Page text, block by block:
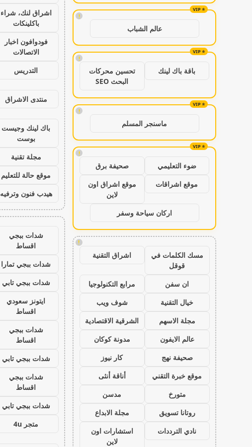
!
عالم الشباب
!
باقة باك لينك
تحسين محركات
البحث SEO
!
ماسنجر المسلم
!
ضوء التعليمي
صحيفة برق
موقع اشراقات
موقع اشراق اون
لاين
اركان سياحة وسفر
!
مسك الكلمات في
قوقل
اشراق التقنية
ان سفن
مرابع التكنولوجيا
خيال التقنية
شوف ويب
مجلة الاسهم
الشرقية الاقتصادية
عالم الايفون
مدونة كوكان
صحيفة نهج
كار نيوز
موقع خبرة التقني
أناقة أنثى
متورخ
مدسن
روتانا تسويق
مجلة الابداع
نادي الترددات
استشارات اون
لاين
اشراق لنك، شراء
باكلينكات
فودوافون اخبار
الاتصالات
التدريس
منتدى الاشراق
باك لينك وجيست
بوست
مجلة تقنية
موقع حالة للتعليم
هيدب فنون وترفيه
شدات ببجي
اقساط
شدات ببجي تمارا
شدات ببجي تابي
ايتونز سعودي
اقساط
شدات ببجي
اقساط
شدات ببجي تابي
شدات ببجي
اقساط
شدات ببجي تابي
متجر 4u